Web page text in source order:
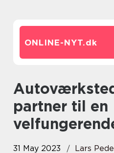
ONLINE-NYT.dk
Autoværksted – din
partner til en
31 May 2023
Lars